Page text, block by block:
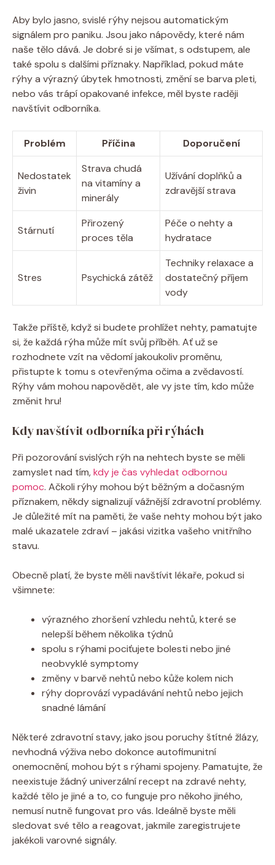
Aby bylo jasno, svislé rýhy nejsou automatickým
signálem pro paniku. Jsou jako nápovědy, které nám
naše tělo dává. Je dobré si je všímat, s odstupem, ale
také spolu s dalšími příznaky. Například, pokud máte
rýhy a výrazný úbytek hmotnosti, změní se barva pleti,
nebo vás trápí opakované infekce, měl byste raději
navštívit odborníka.
Problém Příčina Doporučení
Nedostatek
živin
Strava chudá
na vitamíny a
minerály
Užívání doplňků a
zdravější strava
Stárnutí
Přirozený
proces těla
Péče o nehty a
hydratace
Stres Psychická zátěž
Techniky relaxace a
dostatečný příjem
vody
Takže příště, když si budete prohlížet nehty, pamatujte
si, že každá rýha může mít svůj příběh. Ať už se
rozhodnete vzít na vědomí jakoukoliv proměnu,
přistupte k tomu s otevřenýma očima a zvědavostí.
Rýhy vám mohou napovědět, ale vy jste tím, kdo může
změnit hru!
Kdy navštívit odborníka při rýhách
Při pozorování svislých rýh na nehtech byste se měli
zamyslet nad tím,kdy je čas vyhledat odbornou
pomoc. Ačkoli rýhy mohou být běžným a dočasným
příznakem, někdy signalizují vážnější zdravotní problémy.
Je důležité mít na paměti, že vaše nehty mohou být jako
malé ukazatele zdraví – jakási vizitka vašeho vnitřního
stavu.
Obecně platí, že byste měli navštívit lékaře, pokud si
všimnete:
výrazného zhoršení vzhledu nehtů, které se
nelepší během několika týdnů
spolu s rýhami pociťujete bolesti nebo jiné
neobvyklé symptomy
změny v barvě nehtů nebo kůže kolem nich
rýhy doprovází vypadávání nehtů nebo jejich
snadné lámání
Některé zdravotní stavy, jako jsou poruchy štítné žlázy,
nevhodná výživa nebo dokonce autofimunitní
onemocnění, mohou být s rýhami spojeny. Pamatujte, že
neexistuje žádný univerzální recept na zdravé nehty,
každé tělo je jiné a to, co funguje pro někoho jiného,
nemusí nutně fungovat pro vás. Ideálně byste měli
sledovat své tělo a reagovat, jakmile zaregistrujete
jakékoli varovné signály.